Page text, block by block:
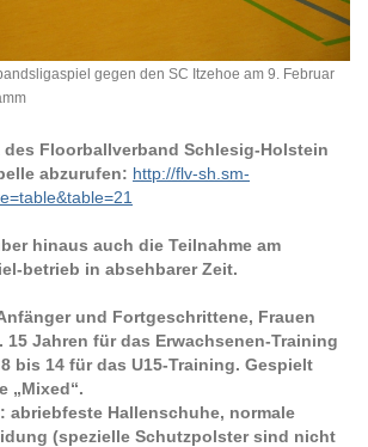
gegen den SC Itzehoe am 9. Februar
des Floorballverband Schlesig-Holstein
abzurufen: http://flv-sh.sm-
hinaus auch die Teilnahme am
betrieb in absehbarer Zeit.
und Fortgeschrittene, Frauen
15 Jahren für das Erwachsenen-Training
bis 14 für das U15-Training. Gespielt
„Mixed“.
abriebfeste Hallenschuhe, normale
(spezielle Schutzpolster sind nicht